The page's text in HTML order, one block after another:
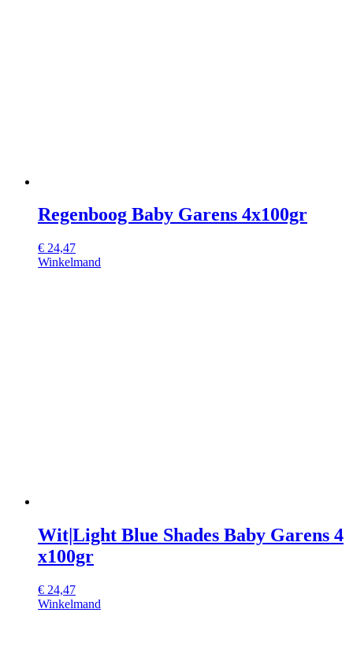
Regenboog Baby Garens 4x100gr
€ 24,47
Winkelmand
Wit|Light Blue Shades Baby Garens 4
x100gr
€ 24,47
Winkelmand